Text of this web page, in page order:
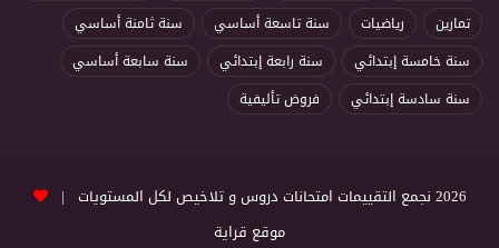
تمارين
رياضيات سنة تاسعة أساسي
سنة ثامنة أساسي
سنة خامسة إبتدائي
سنة رابعة إبتدائي
سنة سابعة أساسي
سنة سادسة إبتدائي
فروض تأليفية
2026 نجمع التقييمات امتحانات دروس و تلاخيص لكل المستويات |
موقع قراية